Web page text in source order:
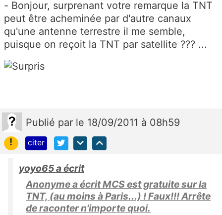
- Bonjour, surprenant votre remarque la TNT
peut être acheminée par d'autre canaux
qu'une antenne terrestre il me semble,
puisque on reçoit la TNT par satellite ??? ...
Publié par le 18/09/2011 à 08h59
!
citer
yoyo65 a écrit
Anonyme a écrit MCS est gratuite sur la
TNT, (au moins à Paris...) ! Faux!!! Arrête
de raconter n'importe quoi.